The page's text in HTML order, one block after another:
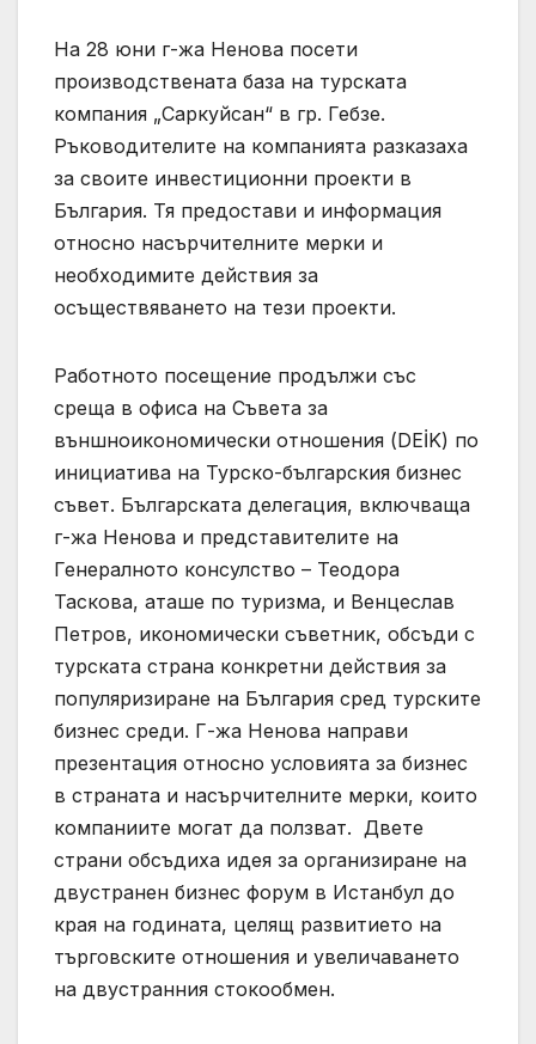
На 28 юни г-жа Ненова посети
производствената база на турската
компания „Саркуйсан“ в гр. Гебзе.
Ръководителите на компанията разказаха
за своите инвестиционни проекти в
България. Тя предостави и информация
относно насърчителните мерки и
необходимите действия за
осъществяването на тези проекти.
Работното посещение продължи със
среща в офиса на Съвета за
външноикономически отношения (DEİK) по
инициатива на Турско-българския бизнес
съвет. Българската делегация, включваща
г-жа Ненова и представителите на
Генералното консулство – Теодора
Таскова, аташе по туризма, и Венцеслав
Петров, икономически съветник, обсъди с
турската страна конкретни действия за
популяризиране на България сред турските
бизнес среди. Г-жа Ненова направи
презентация относно условията за бизнес
в страната и насърчителните мерки, които
компаниите могат да ползват. Двете
страни обсъдиха идея за организиране на
двустранен бизнес форум в Истанбул до
края на годината, целящ развитието на
търговските отношения и увеличаването
на двустранния стокообмен.